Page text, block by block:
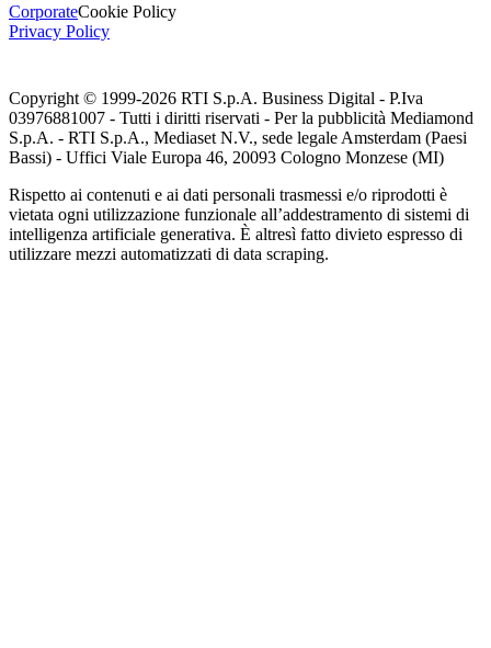
CorporateCookie Policy
Privacy Policy
Copyright © 1999-2026 RTI S.p.A. Business Digital - P.Iva
03976881007 - Tutti i diritti riservati - Per la pubblicità Mediamond
S.p.A. - RTI S.p.A., Mediaset N.V., sede legale Amsterdam (Paesi
Bassi) - Uffici Viale Europa 46, 20093 Cologno Monzese (MI)
Rispetto ai contenuti e ai dati personali trasmessi e/o riprodotti è
vietata ogni utilizzazione funzionale all’addestramento di sistemi di
intelligenza artificiale generativa. È altresì fatto divieto espresso di
utilizzare mezzi automatizzati di data scraping.